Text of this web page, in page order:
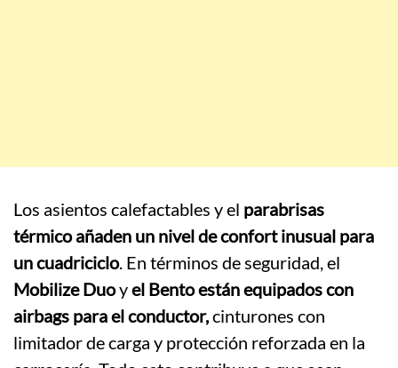
Los asientos calefactables y el parabrisas
térmico añaden un nivel de confort inusual para
un cuadriciclo. En términos de seguridad, el
Mobilize Duoyel Bento están equipados con
airbags para el conductor,cinturones con
limitador de carga y protección reforzada en la